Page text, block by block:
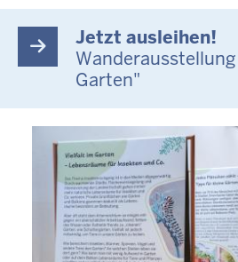
Jetzt ausleihen!
Garten"